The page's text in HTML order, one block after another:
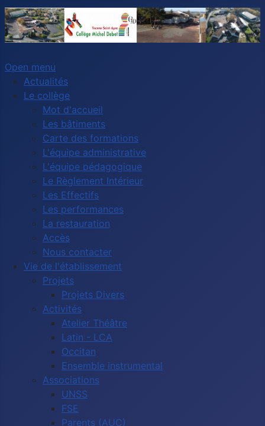
Open menu
Actualités
Le collège
Mot d'accueil
Les bâtiments
Carte des formations
L'équipe administrative
L'équipe pédagogique
Le Règlement Intérieur
Les Effectifs
Les performances
La restauration
Accès
Nous contacter
Vie de l'établissement
Projets
Projets Divers
Activités
Atelier Théâtre
Latin - LCA
Occitan
Ensemble instrumental
Associations
UNSS
FSE
Parents (AUC)